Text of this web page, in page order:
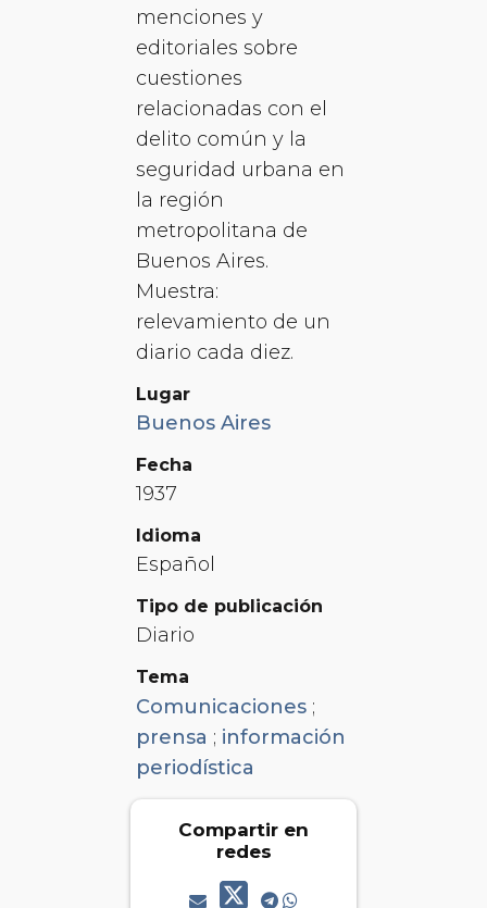
menciones y
editoriales sobre
cuestiones
relacionadas con el
delito común y la
seguridad urbana en
la región
metropolitana de
Buenos Aires.
Muestra:
relevamiento de un
diario cada diez.
Lugar
Buenos Aires
Fecha
1937
Idioma
Español
Tipo de publicación
Diario
Tema
Comunicaciones ;
prensa ; información
periodística
Compartir en
redes